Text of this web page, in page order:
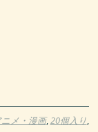
メ・漫画,20個入り,